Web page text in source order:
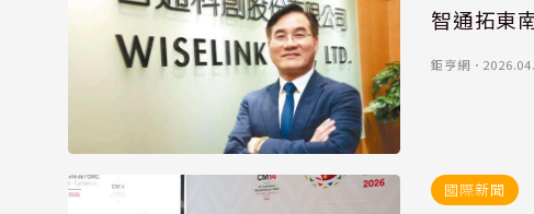
智通拓東
鉅亨網 ．
國際新聞